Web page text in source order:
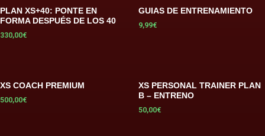
PLAN XS+40: PONTE EN
FORMA DESPUÉS DE LOS 40
330,00€
GUIAS DE ENTRENAMIENTO
9,99€
XS COACH PREMIUM
500,00€
XS PERSONAL TRAINER PLAN
B – ENTRENO
50,00€